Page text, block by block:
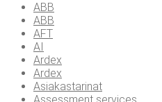
ABB
ABB
AFT
AI
Ardex
Ardex
Asiakastarinat